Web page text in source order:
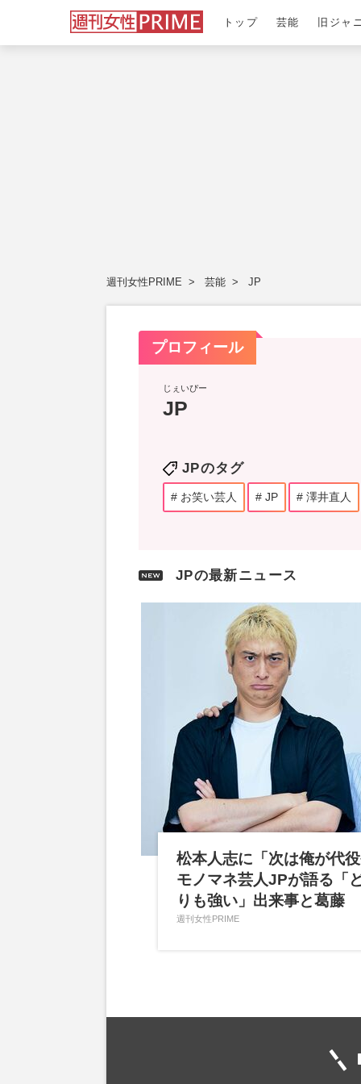
トップ 芸能 旧ジャ
週刊女性PRIME 芸能 JP
プロフィール
じぇいぴー
JP
JPのタグ
お笑い芸人 JP 澤井直人
JPの最新ニュース
松本人志に「次は俺が代
モノマネ芸人JPが語る「
りも強い」出来事と葛藤
週刊女性PRIME